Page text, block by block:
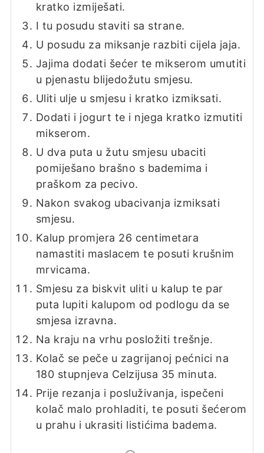
kratko izmiješati.
I tu posudu staviti sa strane.
U posudu za miksanje razbiti cijela jaja.
Jajima dodati šećer te mikserom umutiti
u pjenastu blijedožutu smjesu.
Uliti ulje u smjesu i kratko izmiksati.
Dodati i jogurt te i njega kratko izmutiti
mikserom.
U dva puta u žutu smjesu ubaciti
pomiješano brašno s bademima i
praškom za pecivo.
Nakon svakog ubacivanja izmiksati
smjesu.
Kalup promjera 26 centimetara
namastiti maslacem te posuti krušnim
mrvicama.
Smjesu za biskvit uliti u kalup te par
puta lupiti kalupom od podlogu da se
smjesa izravna.
Na kraju na vrhu posložiti trešnje.
Kolač se peče u zagrijanoj pećnici na
180 stupnjeva Celzijusa 35 minuta.
Prije rezanja i posluživanja, ispečeni
kolač malo prohladiti, te posuti šećerom
u prahu i ukrasiti listićima badema.